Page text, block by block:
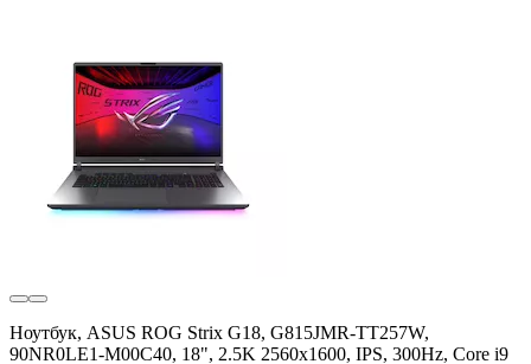
Ноутбук, ASUS ROG Strix G18, G815JMR-TT257W,
90NR0LE1-M00C40, 18", 2.5K 2560x1600, IPS, 300Hz, Core i9